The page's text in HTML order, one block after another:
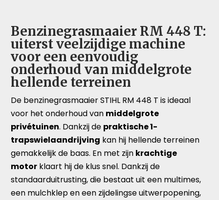
Benzinegrasmaaier RM 448 T:
uiterst veelzijdige machine
voor een eenvoudig
onderhoud van middelgrote
hellende terreinen
De benzinegrasmaaier STIHL RM 448 T is ideaal
voor het onderhoud van middelgrote
privétuinen. Dankzij de praktische 1-
trapswielaandrijving kan hij hellende terreinen
gemakkelijk de baas. En met zijn krachtige
motor klaart hij de klus snel. Dankzij de
standaarduitrusting, die bestaat uit een multimes,
een mulchklep en een zijdelingse uitwerpopening,